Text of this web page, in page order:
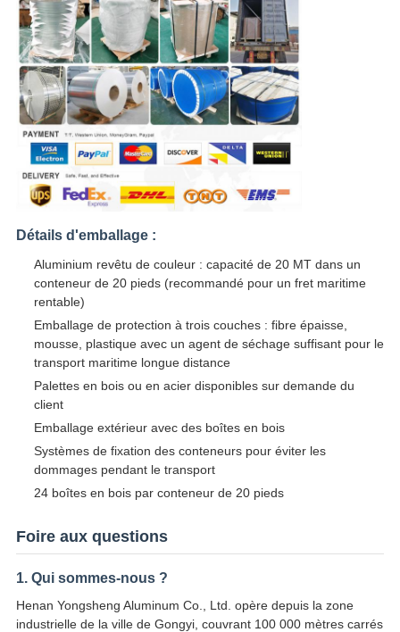
Détails d'emballage :
Aluminium revêtu de couleur : capacité de 20 MT dans un
conteneur de 20 pieds (recommandé pour un fret maritime
rentable)
Emballage de protection à trois couches : fibre épaisse,
mousse, plastique avec un agent de séchage suffisant pour le
transport maritime longue distance
Palettes en bois ou en acier disponibles sur demande du
client
Emballage extérieur avec des boîtes en bois
Systèmes de fixation des conteneurs pour éviter les
dommages pendant le transport
24 boîtes en bois par conteneur de 20 pieds
Foire aux questions
1. Qui sommes-nous ?
Henan Yongsheng Aluminum Co., Ltd. opère depuis la zone
industrielle de la ville de Gongyi, couvrant 100 000 mètres carrés